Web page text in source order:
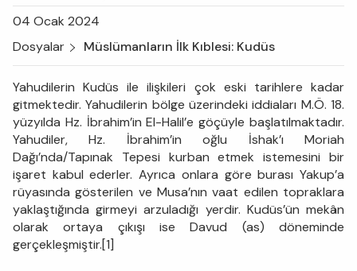
04 Ocak 2024
Dosyalar
Müslümanların İlk Kıblesi: Kudüs
Yahudilerin Kudüs ile ilişkileri çok eski tarihlere kadar
gitmektedir. Yahudilerin bölge üzerindeki iddiaları M.Ö. 18.
yüzyılda Hz. İbrahim’in El-Halil’e göçüyle başlatılmaktadır.
Yahudiler, Hz. İbrahim’in oğlu İshak’ı Moriah
Dağı’nda/Tapınak Tepesi kurban etmek istemesini bir
işaret kabul ederler. Ayrıca onlara göre burası Yakup’a
rüyasında gösterilen ve Musa’nın vaat edilen topraklara
yaklaştığında girmeyi arzuladığı yerdir. Kudüs’ün mekân
olarak ortaya çıkışı ise Davud (as) döneminde
gerçekleşmiştir.[1]